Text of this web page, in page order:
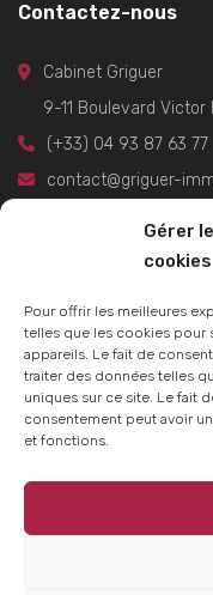
Gérer
cookies
Pour offrir les meilleures
telles que les cookies pour
appareils. Le fait de
traiter des données telles
uniques sur ce site. Le fait
consentement peut avoir
et fonctions.
Contactez-nous
Cabinet Griguer
9-11 Boulevard Victor
(+33) 04 93 87 63 77
contact@griguer-
Cabinet Griguer
Villes
L'Escarène
Nice
Saint Raphaël
© 2019 -